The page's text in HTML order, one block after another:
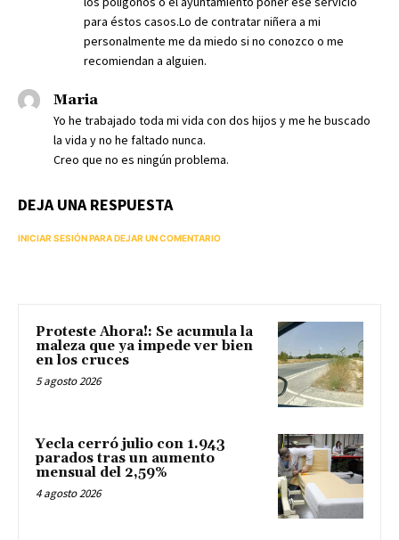
para éstos casos.Lo de contratar niñera a mi
personalmente me da miedo si no conozco o me
recomiendan a alguien.
Maria
Yo he trabajado toda mi vida con dos hijos y me he buscado
la vida y no he faltado nunca.
Creo que no es ningún problema.
DEJA UNA RESPUESTA
INICIAR SESIÓN PARA DEJAR UN COMENTARIO
Proteste Ahora!: Se acumula la
maleza que ya impede ver bien
en los cruces
5 agosto 2026
Yecla cerró julio con 1.943
parados tras un aumento
mensual del 2,59%
4 agosto 2026